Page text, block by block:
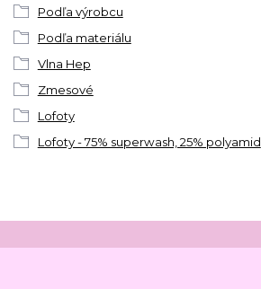
Podľa výrobcu
Podľa materiálu
Vlna Hep
Zmesové
Lofoty
Lofoty - 75% superwash, 25% polyamid